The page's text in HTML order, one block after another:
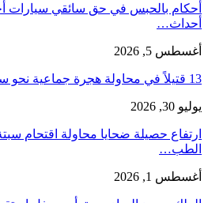
أحكام بالحبس في حق سائقي سيارات
أحداث…
أغسطس 5, 2026
13 قتيلاً في محاولة هجرة جماعية نحو سبتة المحتلة
يوليو 30, 2026
الطب…
أغسطس 1, 2026